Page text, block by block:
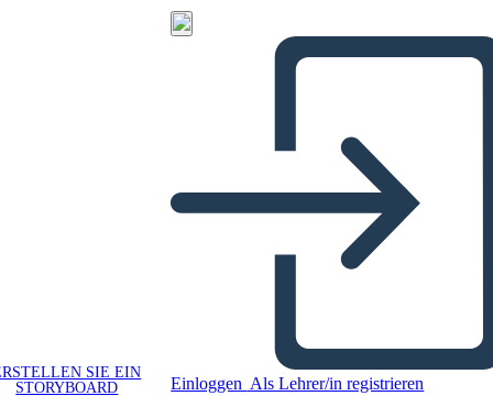
SIE EIN
STORYBOARD
Einloggen Als Lehrer/in registrieren